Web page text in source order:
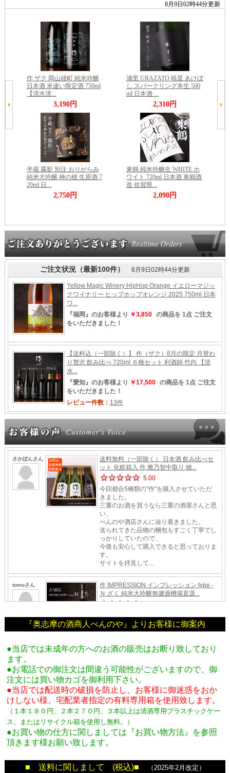
『奥志摩の酒商人べんのや』よりお客様に御案内
●当店では未成年の方へのお酒の販売はお断り致しており
ます。
●お電話での御注文は間違う可能性がございますので、御
注文には買い物カゴを御利用下さい。
●当店では配送時の破損を防止し、お客様に御迷惑をおか
けしない様、宅配業者指定の有料専用箱を使用致します。
（１本１８０円、２本２７０円、３本以上は清酒専用プラスチックケー
ス、またはリサイクル箱を使用し無料。
）
●お買い物の仕方に関しましては『お買い物方法』を参照
頂きます様お願い致します。
■ 送料に関しまして (税込)■ （2025年2月改定）